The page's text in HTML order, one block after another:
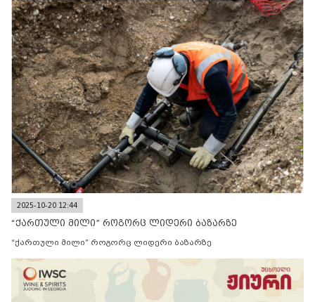
2025-10-20 12:44
“ქართული მილი” როგორც ლიდერი ბაზარზე
“ქართული მილი” როგორც ლიდერი ბაზარზე